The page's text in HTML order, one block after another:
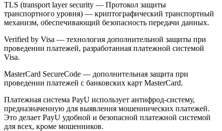
TLS (transport layer security — Протокол защиты
транспортного уровня) — криптографический транспортный
механизм, обеспечивающий безопасность передачи данных.
Verified by Visa — технология дополнительной защиты при
проведении платежей, разработанная платежной системой
Visa.
MasterCard SecureCode — дополнительная защита при
проведении платежей с банковских карт MasterCard.
Платежная система PayU использует антифрод-систему,
предназначенную для выявления мошеннических платежей.
Это делает PayU удобной и безопасной платежной системой
для всех, кроме мошенников.